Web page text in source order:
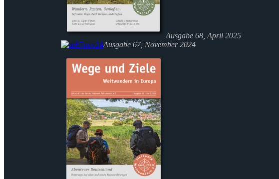
Ausgabe 68, April 2025
Ausgabe 67, November 2024